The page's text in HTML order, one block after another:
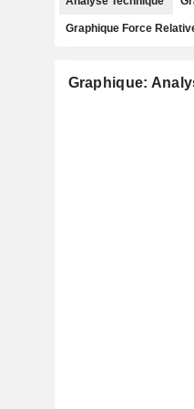
Graphique Force
Graphique: